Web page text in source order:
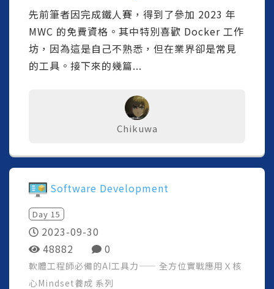
先前筆者因完成鐵人賽，得到了參加 2023 年
MWC 的免費資格。其中特別喜歡 Docker 工作
坊，因為這是自己不熟悉，但在業界卻是常見
的工具。接下來的幾篇...
Chikuwa
Software Development
Day 15
2023-09-30
48882
0
軟體工程師必備的AI工具力—— 全方位實戰應用Ｘ核
心Mindset養成 系列